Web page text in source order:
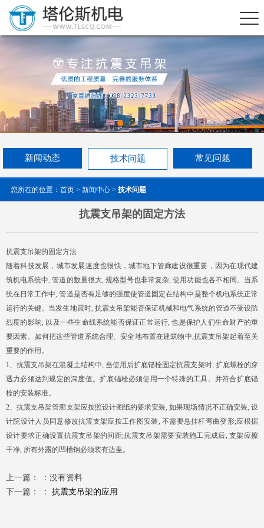
新闻动态 技术问题 常见问题
您所在的位置： 首页 > 新闻中心 > 技术问题
抗震支吊架的固定方法
抗震支吊架的固定方法
随着科技发展，城市发展速度也很快，城市地下管廊建设很重要，因为在现代建
筑机电系统中, 管道的数量很大, 规格型号也非常复杂, 使用功能也各不相同。当系
统在日常工作中, 管道是否有足够的强度使管道固定在结构中是整个机电系统正常
运行的关键。当发生地震时, 抗震支吊架能否保证机械和电气系统的管道不受设防
烈度的影响, 以及一些生命线系统能否保证正常运行, 也是保护人们生命财产的重
要因素。如何把这些管道系统合理、安全地布置在建筑物中,抗震支吊架起着至关
重要的作用。
1、抗震支吊架在混凝土结构中, 当使用后扩底锚栓固定抗震支架时, 扩底螺栓的穿
透力必须达到规定的深度值。扩底锚栓必须使用一个特殊的工具。并符合扩底锚
栓的安装标准。
2、抗震支吊架管廊支架应按照设计图纸的要求安装, 如果现场情况不正确安装, 设
计院设计人员同意修改抗震支架应按工作图安装, 不需要悬挂杆弯曲变形;应根据
设计要求正确设置抗震支吊架的间距;抗震支吊架需要安装施工完成后, 支架应擦
干净, 所有外露的凹槽钢必须装有边盖。
上一篇： ： 没有资料
下一篇： ： 抗震支吊架的应用